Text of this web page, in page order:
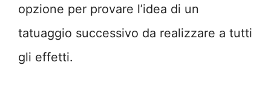
opzione per provare l’idea di un
tatuaggio successivo da realizzare a tutti
gli effetti.